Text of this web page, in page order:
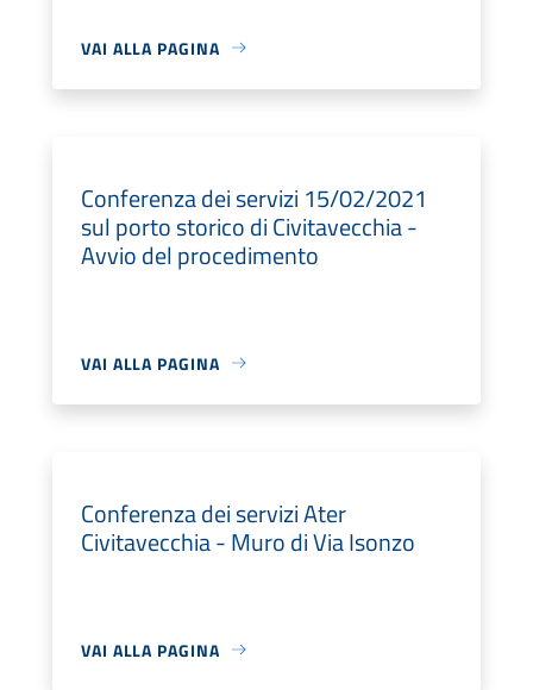
VAI ALLA PAGINA
Conferenza dei servizi 15/02/2021
sul porto storico di Civitavecchia -
Avvio del procedimento
VAI ALLA PAGINA
Conferenza dei servizi Ater
Civitavecchia - Muro di Via Isonzo
VAI ALLA PAGINA